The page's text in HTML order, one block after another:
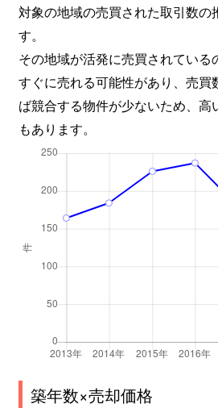
対象の地域の売買された取引数の
す。
その地域が活発に売買されてい
すぐに売れる可能性があり、売買
ば競合する物件が少ないため、高
もあります。
築年数×売却価格